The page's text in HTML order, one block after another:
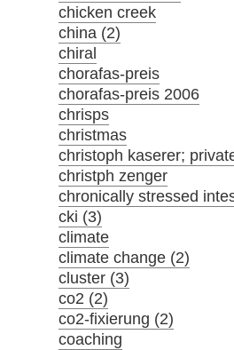
chicken creek
china (2)
chiral
chorafas-preis
chorafas-preis 2006
chrisps
christmas
christoph kaserer;
christph zenger
chronically stressed
cki (3)
climate
climate change (2)
cluster (3)
co2 (2)
co2-fixierung (2)
coaching